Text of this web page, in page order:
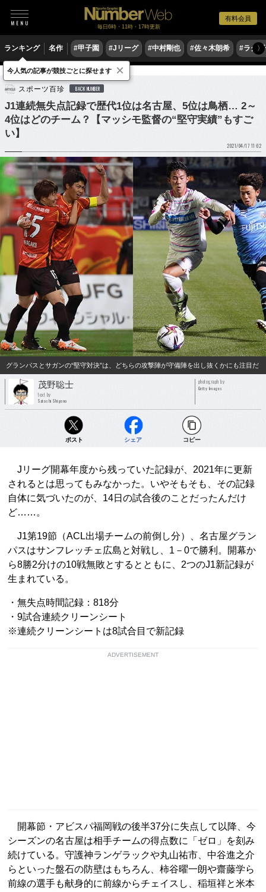
有料会員
毎日6時・11時・17時更新
ランキング 名作 #甲子園 #Jリーグ #中村剛也 #佐々木朗希 #ラグ〉
サッカー Jリーグ
スポーツ百珍 BACK NUMBER
J1連続無失点記録で歴代1位は名古屋、5位は鳥栖… 2～
4位はどのチーム？【マッシモ監督の“堅守実績”もすご
い】
2021/04/17 11:02
グランパスとサガンの“堅守対決”は、どちらの攻撃陣が守備陣を出し抜くかにも注目だ
茂野聡士
text by
Satoshi Shigeno
photograph by
Getty Images
ポスト シェア コピー
Jリーグ開幕年度から残っていた記録が、2021年に更新
されるとは思ってもみなかった。いやそもそも、その記録
自体に気づいたのが、14日の試合後のことだったんだけ
ど……。
J1第19節（ACL出場チームの前倒し分）、名古屋グラン
パスはサンフレッチェ広島と対戦し、1－0で勝利。開幕か
ら8勝2分けの10戦無敗とするとともに、2つのJ1新記録が
生まれている。
・無失点時間記録：818分
・9試合連続クリーンシート
※連続クリーンシートは8試合目で新記録
ADVERTISEMENT
開幕節・アビスパ福岡戦の後半37分に失点して以降、今
シーズンの名古屋は相手チームの得点数に「ゼロ」を刻み
続けている。守護神ランゲラックや丸山祐市、中谷進之介
らといった盤石の防壁はもちろん、柿谷曜一朗や齋藤学ら
前線の選手も献身的に前線からチェイスし、稲垣祥と米本
今人気の記事が競技ごとに探せます ×